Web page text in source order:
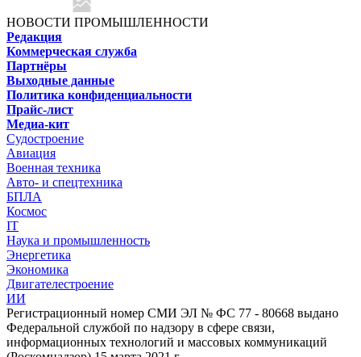
НОВОСТИ ПРОМЫШЛЕННОСТИ
Редакция
Коммерческая служба
Партнёры
Выходные данные
Политика конфиденциальности
Прайс-лист
Медиа-кит
Судостроение
Авиация
Военная техника
Авто- и спецтехника
БПЛА
Космос
IT
Наука и промышленность
Энергетика
Экономика
Двигателестроение
ИИ
Регистрационный номер СМИ ЭЛ № ФС 77 - 80668 выдано
Федеральной службой по надзору в сфере связи,
информационных технологий и массовых коммуникаций